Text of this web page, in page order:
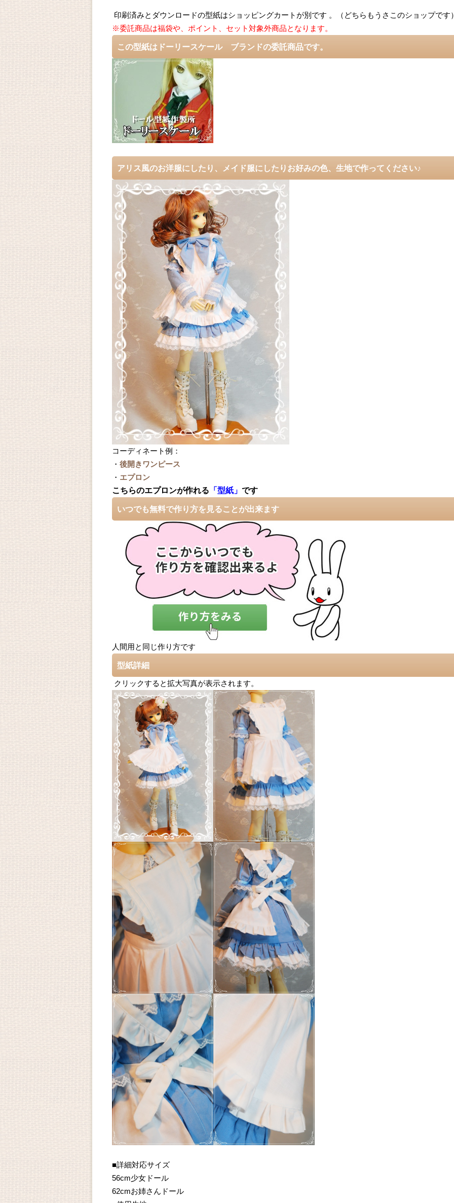
印刷済みとダウンロードの型紙はショッピングカートが別です 。（どちらもうさこのショップです
※委託商品は福袋や、ポイント、セット対象外商品となります。
この型紙はドーリースケール ブランドの委託商品です。
アリス風のお洋服にしたり、メイド服にしたりお好みの色、生地で作ってください♪
コーディネート例：
・ 後開きワンピース
・ エプロン
こちらのエプロンが作れる 「型紙」 です
いつでも無料で作り方を見ることが出来ます
人間用と同じ作り方です
型紙詳細
クリックすると拡大写真が表示されます。
■詳細対応サイズ
56cm少女ドール
62cmお姉さんドール